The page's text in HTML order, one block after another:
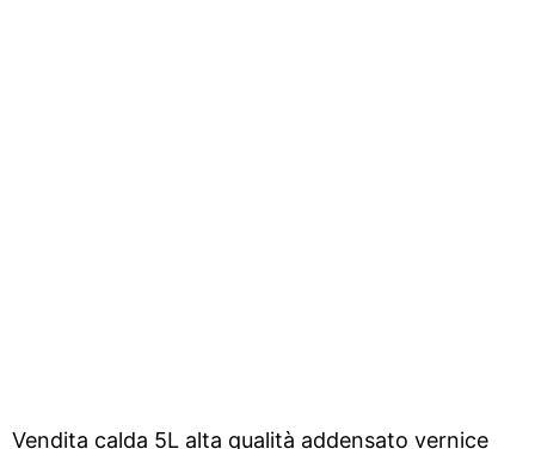
Vendita calda 5L alta qualità addensato vernice